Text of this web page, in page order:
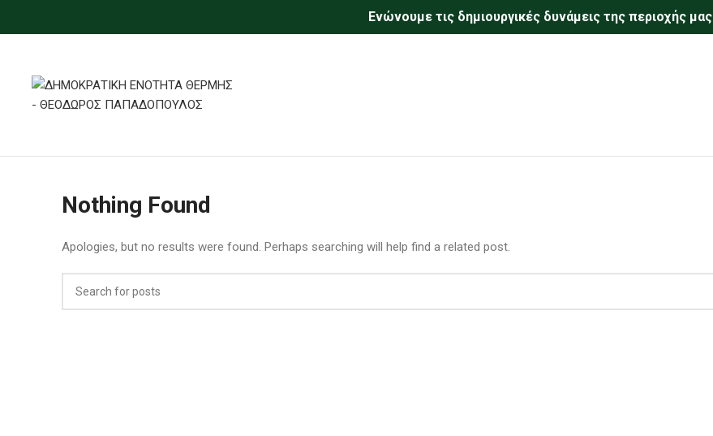
Eνώνουμε τις δημιουργικές δυνάμεις της περιοχής μας
Nothing Found
Apologies, but no results were found. Perhaps searching will help find a related post.